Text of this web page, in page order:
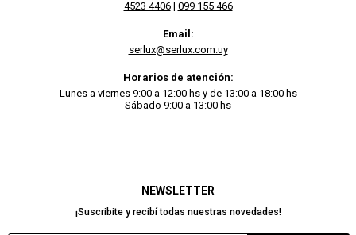
NEWSLETTER
¡Suscribite y recibí todas nuestras novedades!
4523 4406| 099 155 466
Email:
serlux@serlux.com.uy
Horarios de atención:
Lunes a viernes 9:00 a 12:00 hs y de 13:00 a 18:00 hs
Sábado 9:00 a 13:00 hs